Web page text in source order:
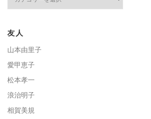
ー
友人
山本由里子
愛甲恵子
松本孝一
浪治明子
相賀美規